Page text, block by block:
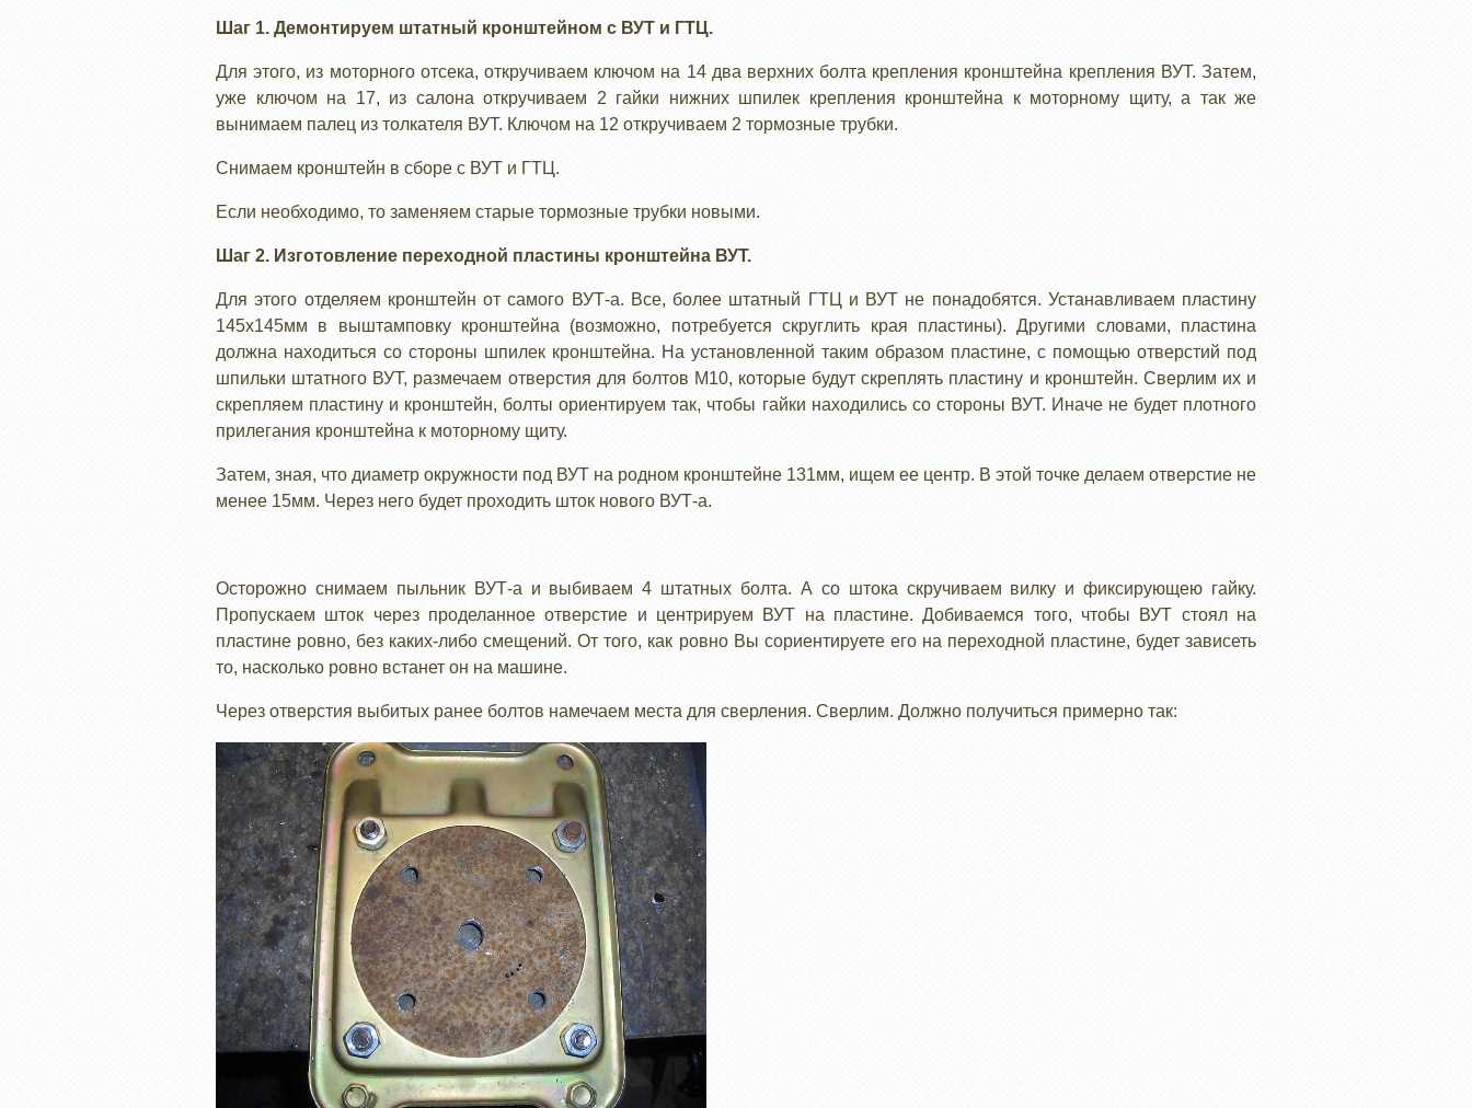
Шаг 1. Демонтируем штатный кронштейном с ВУТ и ГТЦ.
Для этого, из моторного отсека, откручиваем ключом на 14 два верхних болта крепления кронштейна крепления ВУТ. Затем,
уже ключом на 17, из салона откручиваем 2 гайки нижних шпилек крепления кронштейна к моторному щиту, а так же
вынимаем палец из толкателя ВУТ. Ключом на 12 откручиваем 2 тормозные трубки.
Снимаем кронштейн в сборе с ВУТ и ГТЦ.
Если необходимо, то заменяем старые тормозные трубки новыми.
Шаг 2. Изготовление переходной пластины кронштейна ВУТ.
Для этого отделяем кронштейн от самого ВУТ-а. Все, более штатный ГТЦ и ВУТ не понадобятся. Устанавливаем пластину
145х145мм в выштамповку кронштейна (возможно, потребуется скруглить края пластины). Другими словами, пластина
должна находиться со стороны шпилек кронштейна. На установленной таким образом пластине, с помощью отверстий под
шпильки штатного ВУТ, размечаем отверстия для болтов М10, которые будут скреплять пластину и кронштейн. Сверлим их и
скрепляем пластину и кронштейн, болты ориентируем так, чтобы гайки находились со стороны ВУТ. Иначе не будет плотного
прилегания кронштейна к моторному щиту.
Затем, зная, что диаметр окружности под ВУТ на родном кронштейне 131мм, ищем ее центр. В этой точке делаем отверстие не
менее 15мм. Через него будет проходить шток нового ВУТ-а.
Осторожно снимаем пыльник ВУТ-а и выбиваем 4 штатных болта. А со штока скручиваем вилку и фиксирующею гайку.
Пропускаем шток через проделанное отверстие и центрируем ВУТ на пластине. Добиваемся того, чтобы ВУТ стоял на
пластине ровно, без каких-либо смещений. От того, как ровно Вы сориентируете его на переходной пластине, будет зависеть
то, насколько ровно встанет он на машине.
Через отверстия выбитых ранее болтов намечаем места для сверления. Сверлим. Должно получиться примерно так: